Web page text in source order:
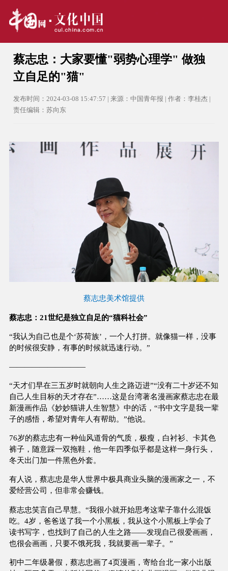
蔡志忠：大家要懂"弱势心理学" 做独
立自足的"猫"
发布时间：2024-03-08 15:47:57 | 来源：中国青年报 | 作者：李桂杰 |
责任编辑：苏向东
蔡志忠美术馆提供
蔡志忠：21世纪是独立自足的“猫科社会”
“我认为自己也是个‘苏荷族’，一个人打拼。就像猫一样，没事
的时候很安静，有事的时候就迅速行动。”
——————————
“天才们早在三五岁时就朝向人生之路迈进”“没有二十岁还不知
自己人生目标的天才存在”……这是台湾著名漫画家蔡志忠在最
新漫画作品《妙妙猫讲人生智慧》中的话，“书中文字是我一辈
子的感悟，希望对青年人有帮助。”他说。
76岁的蔡志忠有一种仙风道骨的气质，极瘦，白衬衫、卡其色
裤子，随意踩一双拖鞋，他一年四季似乎都是这样一身行头，
冬天出门加一件黑色外套。
有人说，蔡志忠是华人世界中极具商业头脑的漫画家之一，不
爱经营公司，但非常会赚钱。
蔡志忠笑言自己早慧。“我很小就开始思考这辈子靠什么混饭
吃。4岁，爸爸送了我一个小黑板，我从这个小黑板上学会了
读书写字，也找到了自己的人生之路——发现自己很爱画画，
也很会画画，只要不饿死我，我就要画一辈子。”
初中二年级暑假，蔡志忠画了4页漫画，寄给台北一家小出版